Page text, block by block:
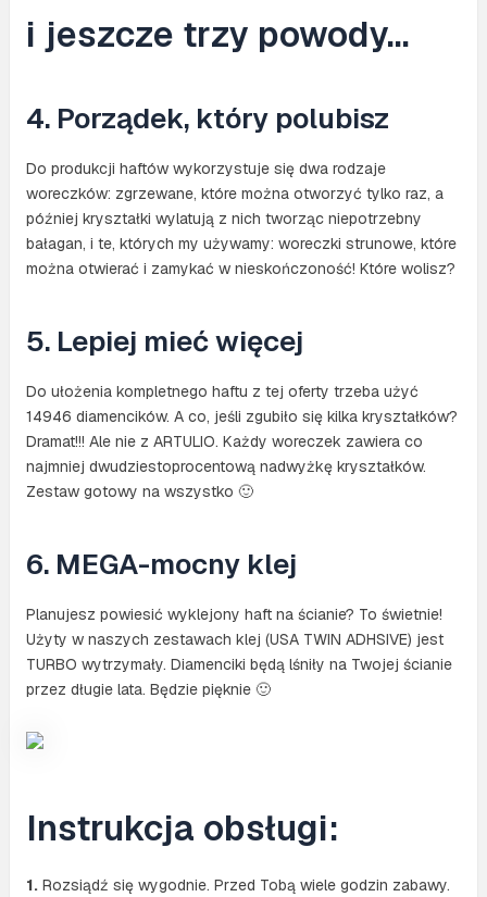
i jeszcze trzy powody…
4. Porządek, który polubisz
Do produkcji haftów wykorzystuje się dwa rodzaje
woreczków: zgrzewane, które można otworzyć tylko raz, a
później kryształki wylatują z nich tworząc niepotrzebny
bałagan, i te, których my używamy: woreczki strunowe, które
można otwierać i zamykać w nieskończoność! Które wolisz?
5. Lepiej mieć więcej
Do ułożenia kompletnego haftu z tej oferty trzeba użyć
14946 diamencików. A co, jeśli zgubiło się kilka kryształków?
Dramat!!! Ale nie z ARTULIO. Każdy woreczek zawiera co
najmniej dwudziestoprocentową nadwyżkę kryształków.
Zestaw gotowy na wszystko 🙂
6. MEGA-mocny klej
Planujesz powiesić wyklejony haft na ścianie? To świetnie!
Użyty w naszych zestawach klej (USA TWIN ADHSIVE) jest
TURBO wytrzymały. Diamenciki będą lśniły na Twojej ścianie
przez długie lata. Będzie pięknie 🙂
Instrukcja obsługi:
1.Rozsiądź się wygodnie. Przed Tobą wiele godzin zabawy.